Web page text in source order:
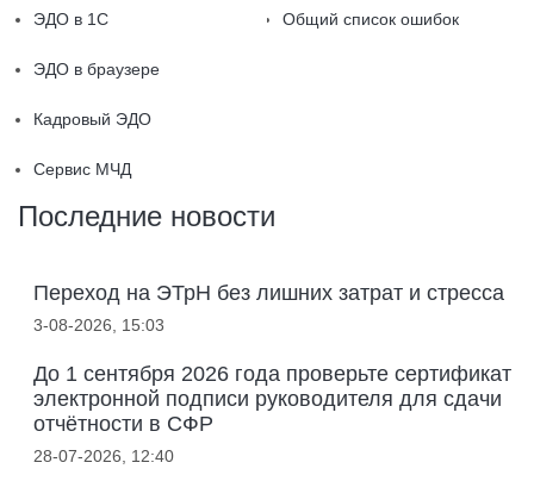
ЭДО в 1С
ЭДО в браузере
Кадровый ЭДО
Сервис МЧД
Общий список ошибок
Последние новости
Переход на ЭТрН без лишних затрат и стресса
3-08-2026, 15:03
До 1 сентября 2026 года проверьте сертификат
электронной подписи руководителя для сдачи
отчётности в СФР
28-07-2026, 12:40